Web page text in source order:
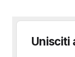
Unisciti